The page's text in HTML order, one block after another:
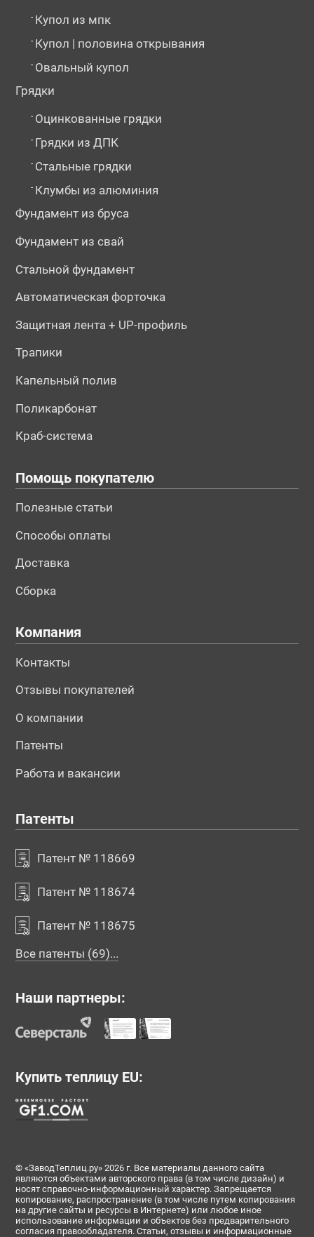
- Купол из мпк
- Купол | половина открывания
- Овальный купол
Грядки
- Оцинкованные грядки
- Грядки из ДПК
- Стальные грядки
- Клумбы из алюминия
Фундамент из бруса
Фундамент из свай
Стальной фундамент
Автоматическая форточка
Защитная лента + UP-профиль
Трапики
Капельный полив
Поликарбонат
Краб-система
Помощь покупателю
Полезные статьи
Способы оплаты
Доставка
Сборка
Компания
Контакты
Отзывы покупателей
О компании
Патенты
Работа и вакансии
Патенты
Патент № 118669
Патент № 118674
Патент № 118675
Все патенты (69)...
Наши партнеры:
Купить теплицу EU:
© «ЗаводТеплиц.ру» 2026 г. Все материалы данного сайта
являются объектами авторского права (в том числе дизайн) и
носят справочно-информационный характер. Запрещается
копирование, распространение (в том числе путем копирования
на другие сайты и ресурсы в Интернете) или любое иное
использование информации и объектов без предварительного
согласия правообладателя. Статьи, отзывы и информационные